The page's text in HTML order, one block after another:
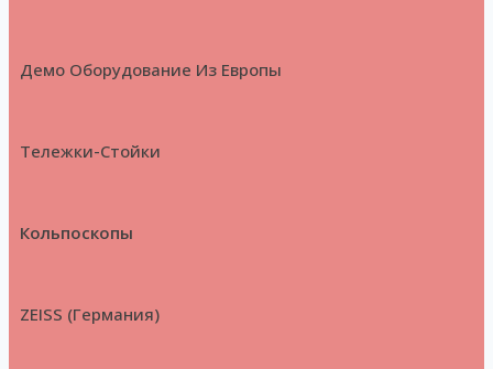
Демо Оборудование Из Европы
Тележки-Стойки
Кольпоскопы
ZEISS (Германия)